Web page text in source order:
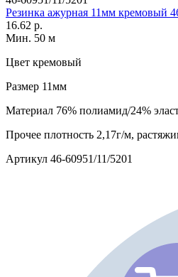
Резинка ажурная 11мм кремовый
16.62 р.
Мин. 50 м
Цвет кремовый
Размер 11мм
Материал 76% полиамид/24%
Прочее плотность 2,17г/м,
Артикул 46-60951/11/5201